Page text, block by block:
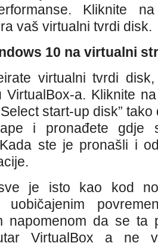
Kliknite
vaš virtualni tvrdi disk.
10 na virtualni
virtualni tvrdi
VirtualBox-a. Kliknite
start-up disk”
i pronađete gdje
ste je pronašli i
je isto kao kod
napomenom da se ta
VirtualBox a ne